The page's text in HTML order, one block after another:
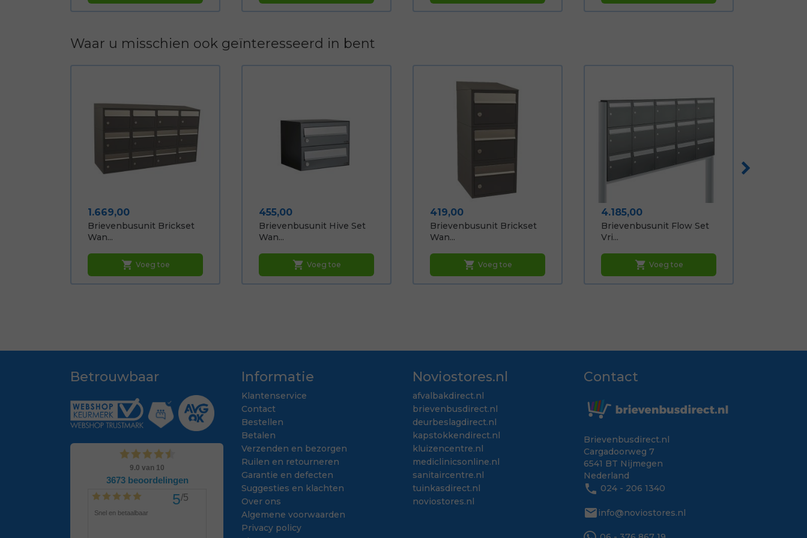
Waar u misschien ook geïnteresseerd in bent
Prijs
1.669,00
Brievenbusunit Brickset
Wan...
shopping_cart Voeg toe
Prijs
455,00
Brievenbusunit Hive Set
Wan...
shopping_cart Voeg toe
Prijs
419,00
Brievenbusunit Brickset
Wan...
shopping_cart Voeg toe
Prijs
4.185,00
Brievenbusunit Flow Set
Vri...
shopping_cart Voeg toe
Betrouwbaar Informatie
Klantenservice
Contact
Bestellen
Betalen
Verzenden en bezorgen
Ruilen en retourneren
Garantie en defecten
Suggesties en klachten
Over ons
Algemene voorwaarden
Privacy policy
Noviostores.nl
afvalbakdirect.nl
brievenbusdirect.nl
deurbeslagdirect.nl
kapstokkendirect.nl
kluizencentre.nl
mediclinicsonline.nl
sanitaircentre.nl
tuinkasdirect.nl
noviostores.nl
Contact
Brievenbusdirect.nl
Cargadoorweg 7
6541 BT Nijmegen
Nederland
phone 024 - 206 1340
mail info@noviostores.nl